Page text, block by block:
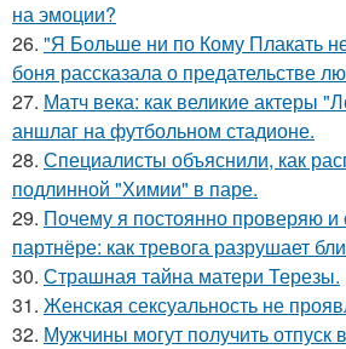
на эмоции?
26. "Я Больше ни по Кому Плакать
боня рассказала о предательстве
27. Матч века: как великие актеры
аншлаг на футбольном стадионе.
28. Специалисты объяснили, как
подлинной "Химии" в паре.
29. Почему я постоянно проверяю
партнёре: как тревога разрушает
30. Страшная тайна матери Терезы.
31. Женская сексуальность не
32. Мужчины могут получить отпуск